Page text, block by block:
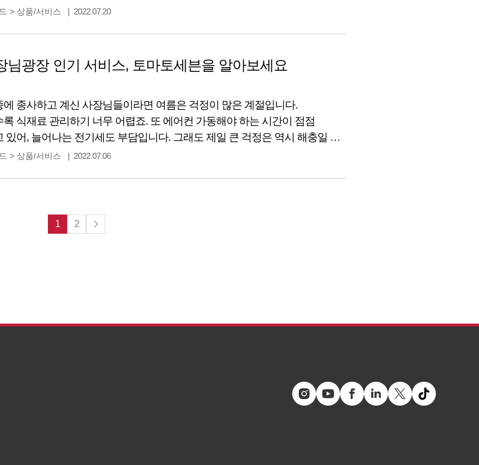
상입니다. 그중에서도 어려운 것이 있다면 세무기장 신고입니다. 부가가치세,
> 상품/서비스 2022.07.20
님광장 인기 서비스, 토마토세븐을 알아보세요
에 종사하고 계신 사장님들이라면 여름은 걱정이 많은 계절입니다.
록 식재료 관리하기 너무 어렵죠. 또 에어컨 가동해야 하는 시간이 점점
있어, 늘어나는 전기세도 부담입니다. 그래도 제일 큰 걱정은 역시 해충일 것
. 더운 날씨로 인해 해충들이 극성을 부리기 마련입니다. 조그마한
> 상품/서비스 2022.07.06
1 2